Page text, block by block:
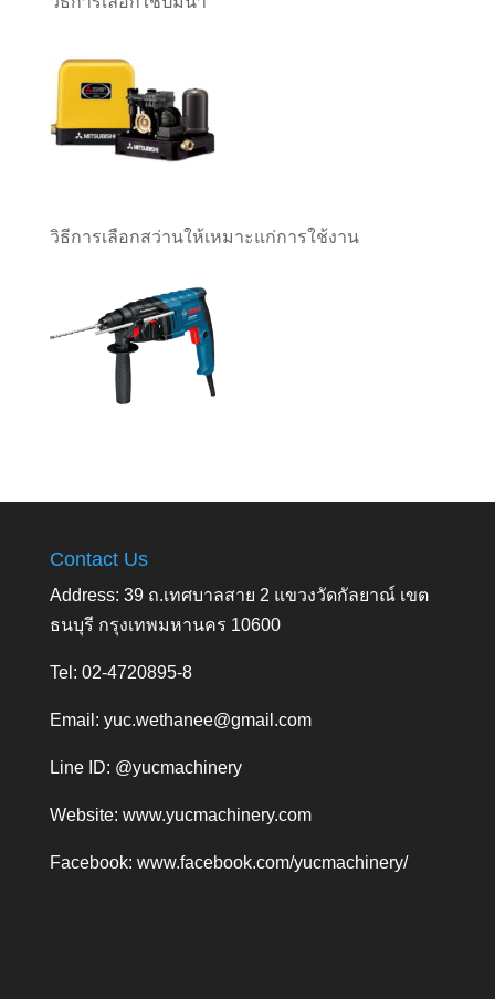
วิธีการเลือกสว่านให้เหมาะแก่การใช้งาน
Contact Us
Address: 39 ถ.เทศบาลสาย 2 แขวงวัดกัลยาณ์ เขต
ธนบุรี กรุงเทพมหานคร 10600
Tel: 02-4720895-8
Email: yuc.wethanee@gmail.com
Line ID: @yucmachinery
Website: www.yucmachinery.com
Facebook: www.facebook.com/yucmachinery/